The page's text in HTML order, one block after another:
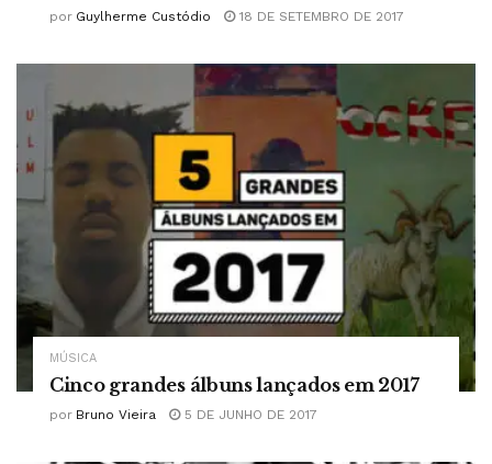
por Guylherme Custódio 18 DE SETEMBRO DE 2017
MÚSICA
Cinco grandes álbuns lançados em 2017
por Bruno Vieira 5 DE JUNHO DE 2017